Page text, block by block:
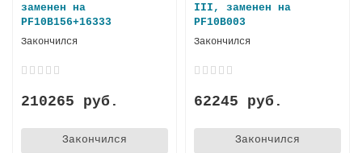
заменен на
PF10B156+16333
Закончился
210265 руб.
Закончился
III, заменен на
PF10B003
Закончился
62245 руб.
Закончился